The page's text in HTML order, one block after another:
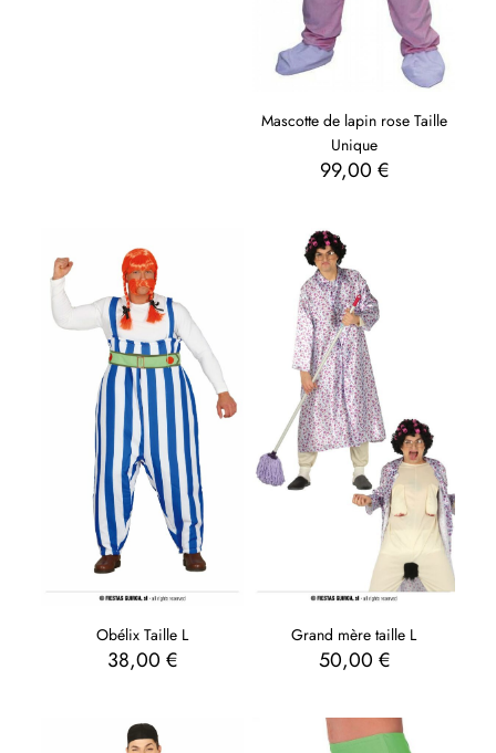
Mascotte de lapin rose Taille
Unique
99,00 €
Obélix Taille L
38,00 €
Grand mère taille L
50,00 €